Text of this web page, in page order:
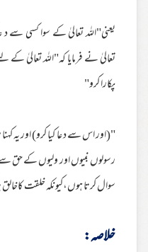
یعنی"اللہ تعالیٰ کے سوا کسی سے د
تعالیٰ نے فرمایا کہ"اللہ تعالیٰ
پکارا کرو"
"(اور اس سے د عا کیا کرو) اور یہ
رسولوں نبیوں اور ولیوں کے حق
سوال کرتا ہوں،کیونکہ خلقت
خلاصہ: